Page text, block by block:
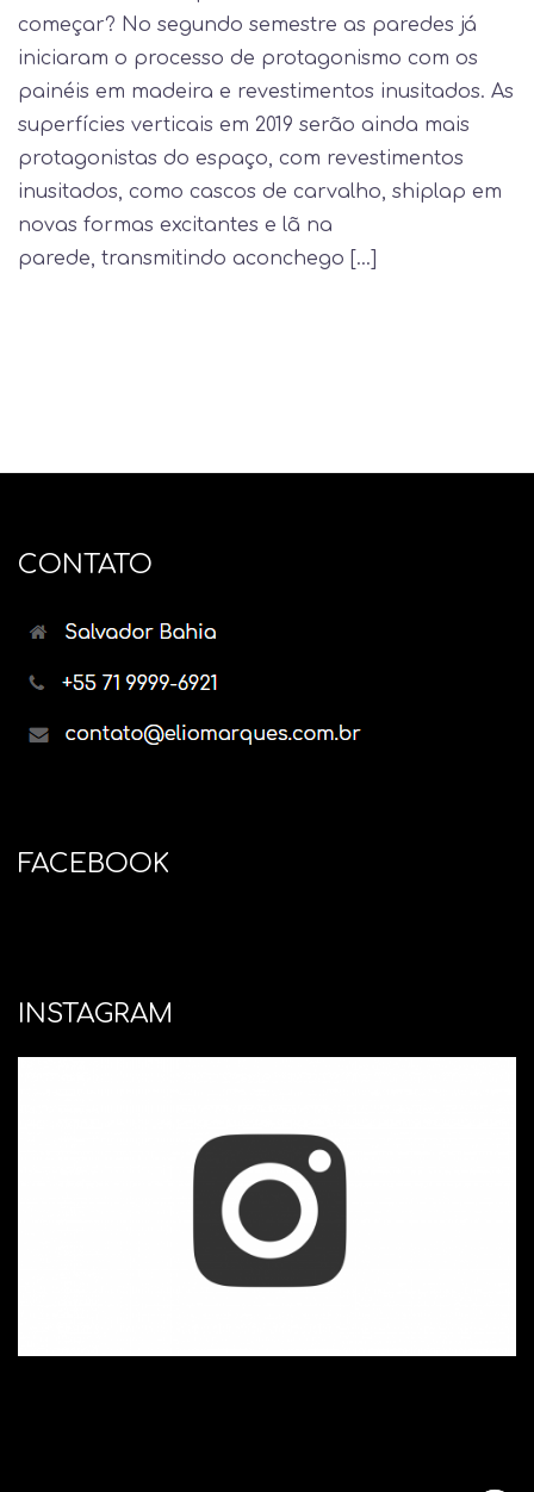
começar? No segundo semestre as paredes já
iniciaram o processo de protagonismo com os
painéis em madeira e revestimentos inusitados. As
superfícies verticais em 2019 serão ainda mais
protagonistas do espaço, com revestimentos
inusitados, como cascos de carvalho, shiplap ​​em
novas formas excitantes e lã na
parede, transmitindo aconchego […]
CONTATO
FACEBOOK
INSTAGRAM